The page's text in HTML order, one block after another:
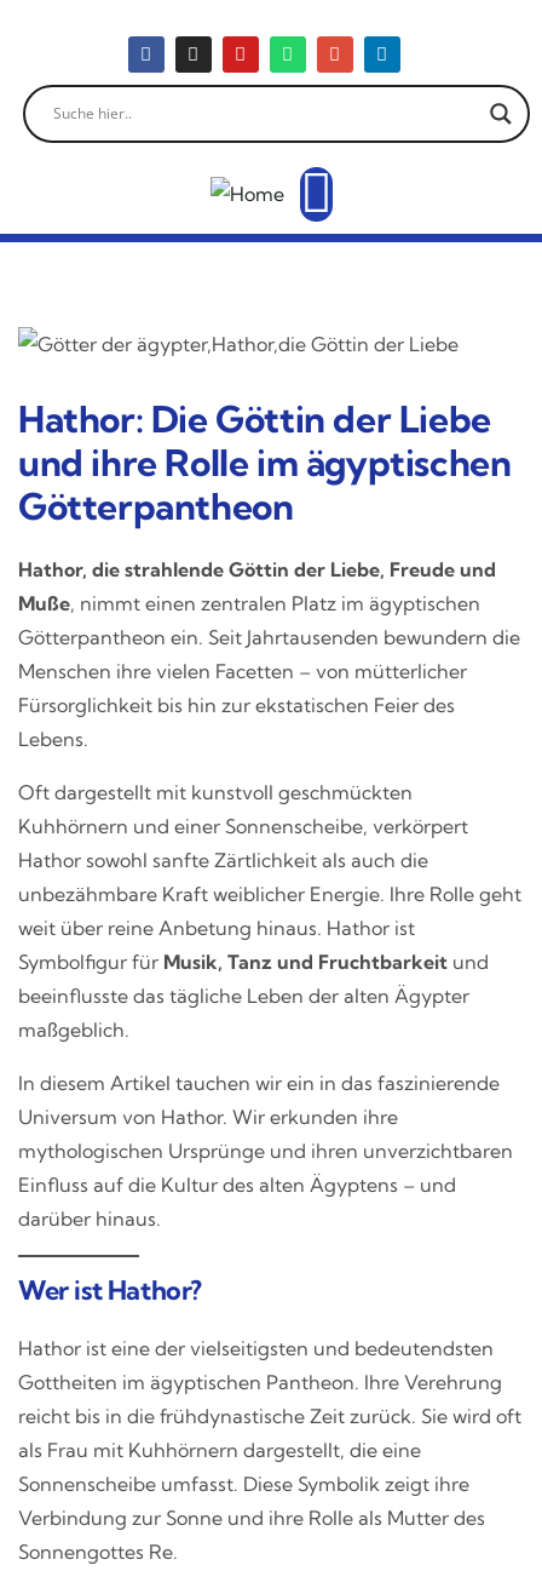
Hathor: Die Göttin der Liebe
und ihre Rolle im ägyptischen
Götterpantheon
Hathor, die strahlende Göttin der Liebe, Freude und
Muße, nimmt einen zentralen Platz im ägyptischen
Götterpantheon ein. Seit Jahrtausenden bewundern die
Menschen ihre vielen Facetten – von mütterlicher
Fürsorglichkeit bis hin zur ekstatischen Feier des
Lebens.
Oft dargestellt mit kunstvoll geschmückten
Kuhhörnern und einer Sonnenscheibe, verkörpert
Hathor sowohl sanfte Zärtlichkeit als auch die
unbezähmbare Kraft weiblicher Energie. Ihre Rolle geht
weit über reine Anbetung hinaus. Hathor ist
Symbolfigur für Musik, Tanz und Fruchtbarkeit und
beeinflusste das tägliche Leben der alten Ägypter
maßgeblich.
In diesem Artikel tauchen wir ein in das faszinierende
Universum von Hathor. Wir erkunden ihre
mythologischen Ursprünge und ihren unverzichtbaren
Einfluss auf die Kultur des alten Ägyptens – und
darüber hinaus.
Wer ist Hathor?
Hathor ist eine der vielseitigsten und bedeutendsten
Gottheiten im ägyptischen Pantheon. Ihre Verehrung
reicht bis in die frühdynastische Zeit zurück. Sie wird oft
als Frau mit Kuhhörnern dargestellt, die eine
Sonnenscheibe umfasst. Diese Symbolik zeigt ihre
Verbindung zur Sonne und ihre Rolle als Mutter des
Sonnengottes Re.